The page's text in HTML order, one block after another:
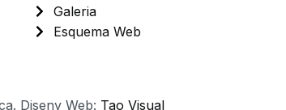
Galeria
Esquema Web
Diseny Web: Tao Visual